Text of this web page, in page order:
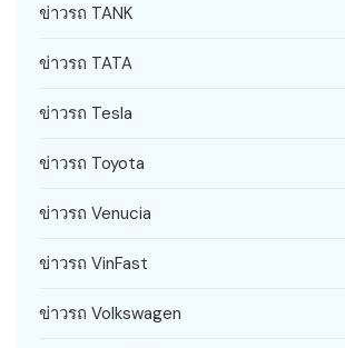
ข่าวรถ TANK
ข่าวรถ TATA
ข่าวรถ Tesla
ข่าวรถ Toyota
ข่าวรถ Venucia
ข่าวรถ VinFast
ข่าวรถ Volkswagen